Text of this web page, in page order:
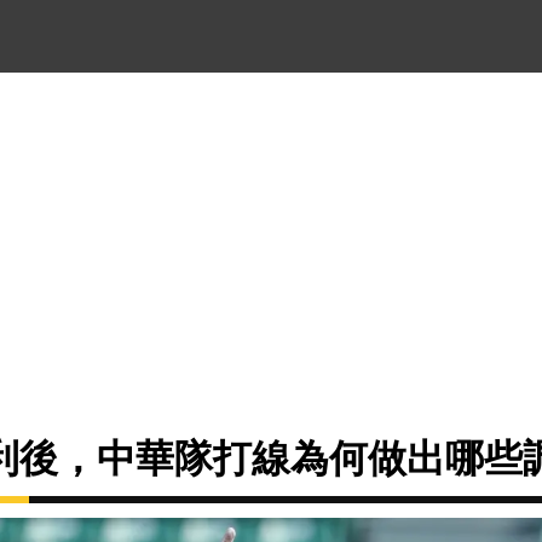
後，中華隊打線為何做出哪些